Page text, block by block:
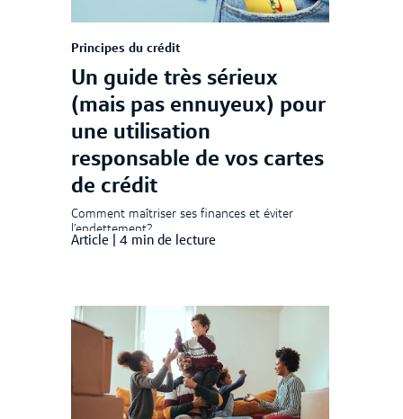
Principes du crédit
Un guide très sérieux
(mais pas ennuyeux) pour
une utilisation
responsable de vos cartes
de crédit
Comment maîtriser ses finances et éviter
l’endettement?
Article 4 min de lecture